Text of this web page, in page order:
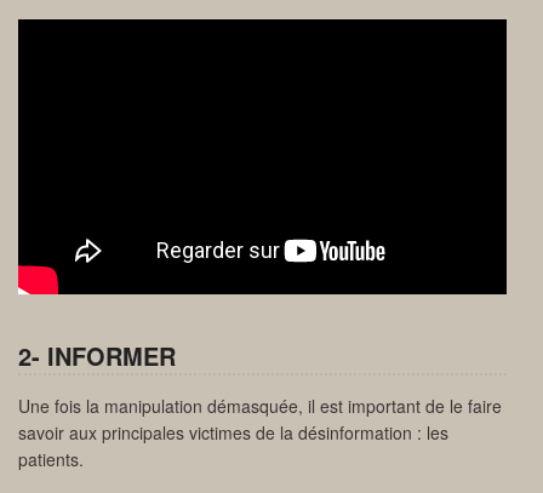
2- INFORMER
Une fois la manipulation démasquée, il est important de le faire
savoir aux principales victimes de la désinformation : les
patients.